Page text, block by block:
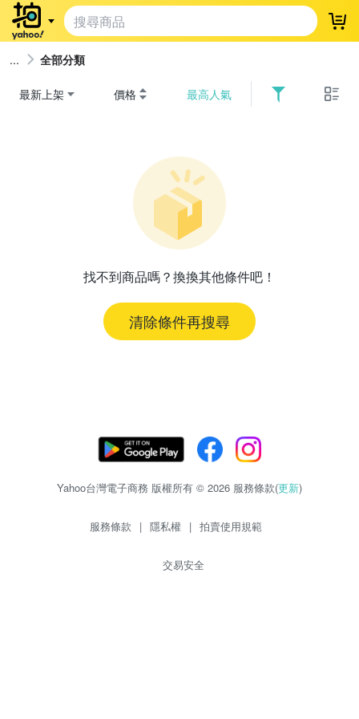
登
全部分類
最新上架 價格 最高人氣
找不到商品嗎？換換其他條件吧！
清除條件再搜尋
Yahoo台灣電子商務 版權所有 © 2026 服務條款(更新)
服務條款 | 隱私權 | 拍賣使用規範
交易安全